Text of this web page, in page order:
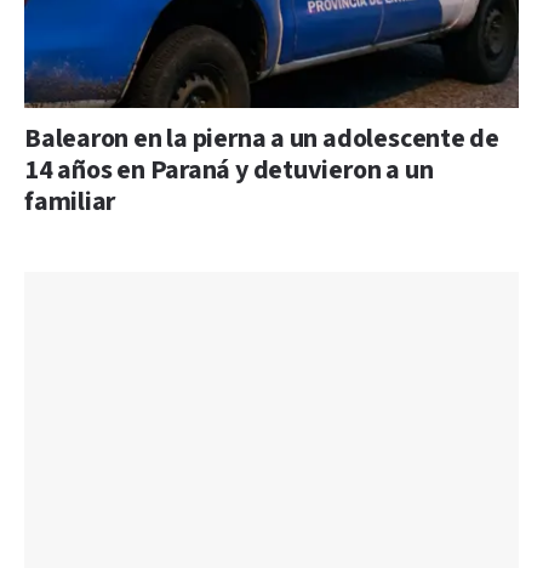
Balearon en la pierna a un adolescente de
14 años en Paraná y detuvieron a un
familiar